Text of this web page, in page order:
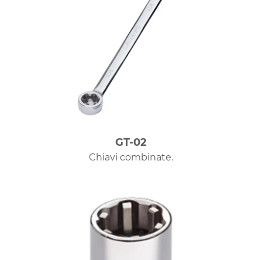
GT-02
Chiavi combinate.